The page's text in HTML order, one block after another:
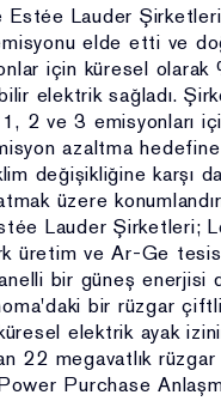
Lauder
elde etti ve
için küresel olarak
elektrik sağladı.
2 ve 3 emisyonları
azaltma
değişikliğine karşı
üzere
Lauder Şirketleri;
üretim ve Ar-Ge
bir güneş enerjisi
bir rüzgar
elektrik ayak
22 megavatlık
Purchase
açık rıza)
faaliyetleri (kimlik,
medya hesap
kullanım bilgisi, işlem
bilgisi, ağ bilgisi,
açık rıza)
güvenliğinin ve
kapsamında
(fiziksel mekân güvenliği
(Hukuki sebep: hukuki
yerine
ve korunması için
süreçlerinin